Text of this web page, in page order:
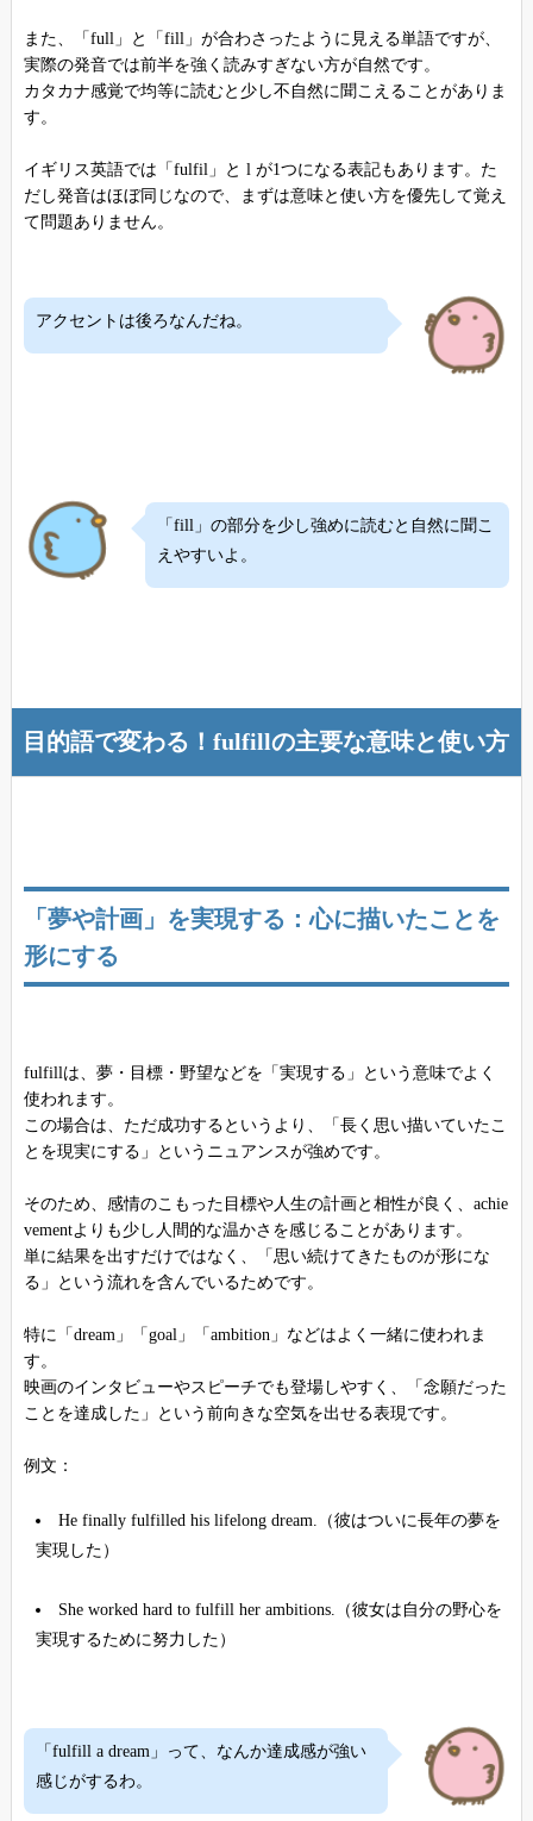
また、「full」と「fill」が合わさったように見える単語ですが、
実際の発音では前半を強く読みすぎない方が自然です。
カタカナ感覚で均等に読むと少し不自然に聞こえることがありま
す。
イギリス英語では「fulfil」と l が1つになる表記もあります。た
だし発音はほぼ同じなので、まずは意味と使い方を優先して覚え
て問題ありません。
アクセントは後ろなんだね。
「fill」の部分を少し強めに読むと自然に聞こ
えやすいよ。
目的語で変わる！fulfillの主要な意味と使い方
「夢や計画」を実現する：心に描いたことを
形にする
fulfillは、夢・目標・野望などを「実現する」という意味でよく
使われます。
この場合は、ただ成功するというより、「長く思い描いていたこ
とを現実にする」というニュアンスが強めです。
そのため、感情のこもった目標や人生の計画と相性が良く、achie
vementよりも少し人間的な温かさを感じることがあります。
単に結果を出すだけではなく、「思い続けてきたものが形にな
る」という流れを含んでいるためです。
特に「dream」「goal」「ambition」などはよく一緒に使われま
す。
映画のインタビューやスピーチでも登場しやすく、「念願だった
ことを達成した」という前向きな空気を出せる表現です。
例文：
He finally fulfilled his lifelong dream.（彼はついに長年の夢を
実現した）
She worked hard to fulfill her ambitions.（彼女は自分の野心を
実現するために努力した）
「fulfill a dream」って、なんか達成感が強い
感じがするわ。